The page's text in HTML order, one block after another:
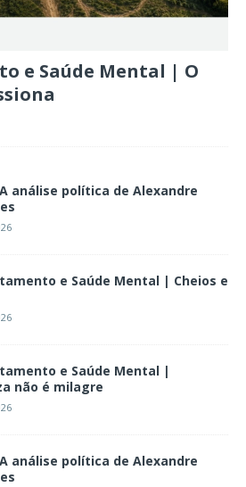
e Saúde Mental | O
análise política de Alexandre
e Saúde Mental | Cheios e
e Saúde Mental |
não é milagre
análise política de Alexandre